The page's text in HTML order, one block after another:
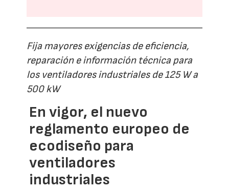
Fija mayores exigencias de eficiencia,
reparación e información técnica para
los ventiladores industriales de 125 W a
500 kW
En vigor, el nuevo
reglamento europeo de
ecodiseño para
ventiladores
industriales